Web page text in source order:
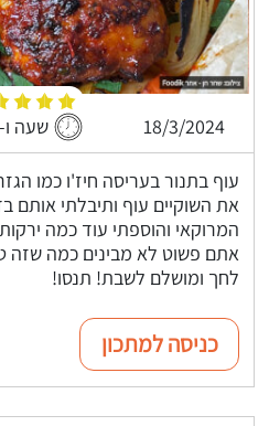
18/3/2024 שעה ו-35 דקות
עוף בתנור בעריסה חיז'ו כמו
את השוקיים עוף ותיבלתי אותם
המרוקאי והוספתי עוד כמה
אתם פשוט לא מבינים כמה שזה
לחך ומושלם לשבת! תנסו!
כניסה למתכון